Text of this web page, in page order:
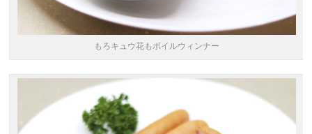
もろキュウ花もボイルウィンナー